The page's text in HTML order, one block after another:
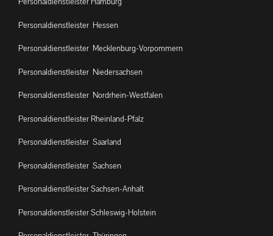
Personaldienstleister Hessen
Personaldienstleister Mecklenburg-Vorpommern
Personaldienstleister Niedersachsen
Personaldienstleister Nordrhein-Westfalen
Personaldienstleister Rheinland-Pfalz
Personaldienstleister Saarland
Personaldienstleister Sachsen
Personaldienstleister Sachsen-Anhalt
Personaldienstleister Schleswig-Holstein